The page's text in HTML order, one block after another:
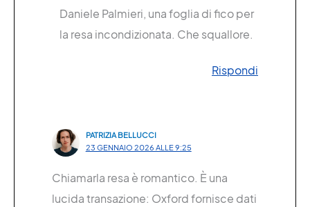
Daniele Palmieri, una foglia di fico per
la resa incondizionata. Che squallore.
Rispondi
PATRIZIA BELLUCCI
23 GENNAIO 2026 ALLE 9:25
Chiamarla resa è romantico. È una
lucida transazione: Oxford fornisce dati